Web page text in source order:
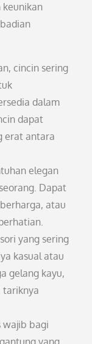
cincin sering
dalam
dapat
erat antara
elegan
Dapat
atau
yang sering
kasual atau
gelang kayu,
tariknya
wajib bagi
yang